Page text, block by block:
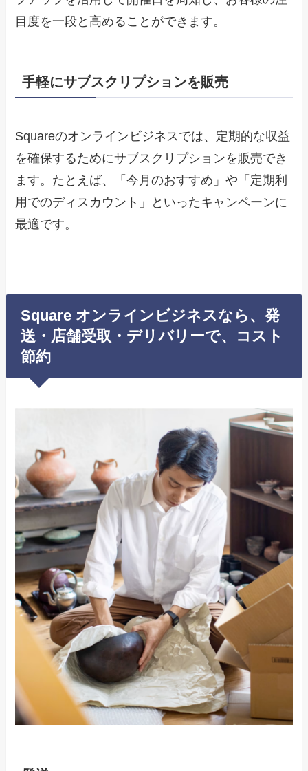
目度を一段と高めることができます。
手軽にサブスクリプションを販売
Squareのオンラインビジネスでは、定期的な収益
を確保するためにサブスクリプションを販売でき
ます。たとえば、「今月のおすすめ」や「定期利
用でのディスカウント」といったキャンペーンに
最適です。
Square オンラインビジネスなら、発
送・店舗受取・デリバリーで、コスト
節約